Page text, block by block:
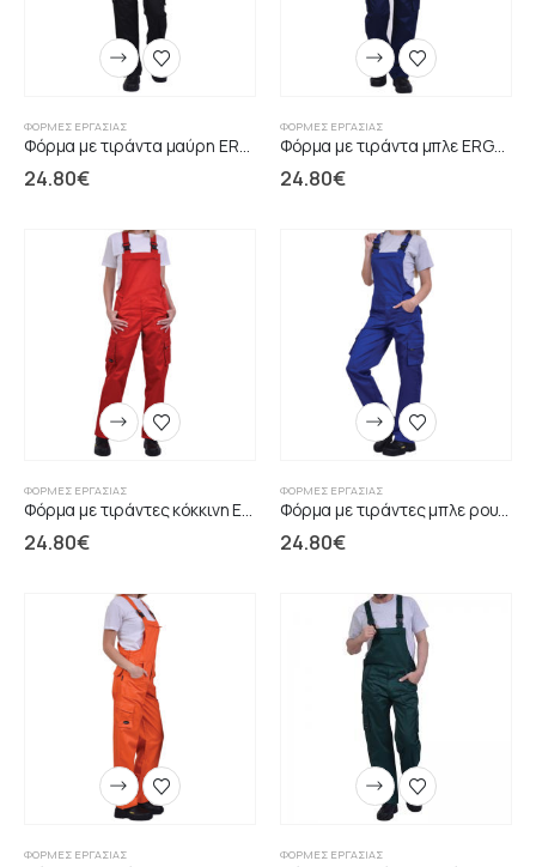
ΦΌΡΜΕΣ ΕΡΓΑΣΊΑΣ
24.80€
ΦΌΡΜΕΣ ΕΡΓΑΣΊΑΣ
Φόρμα με τιράντα μπλε ERGOLINE
24.80€
ΦΌΡΜΕΣ ΕΡΓΑΣΊΑΣ
24.80€
ΦΌΡΜΕΣ ΕΡΓΑΣΊΑΣ
24.80€
ΦΌΡΜΕΣ ΕΡΓΑΣΊΑΣ ΦΌΡΜΕΣ ΕΡΓΑΣΊΑΣ